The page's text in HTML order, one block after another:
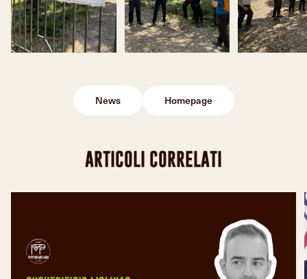
News Homepage
ARTICOLI CORRELATI